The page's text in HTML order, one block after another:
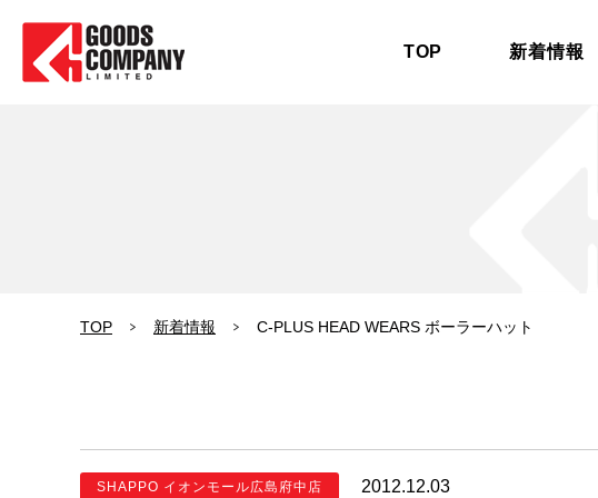
TOP 新着情報
TOP 新着情報 C-PLUS HEAD WEARS ボーラーハット
SHAPPO イオンモール広島府中店 2012.12.03